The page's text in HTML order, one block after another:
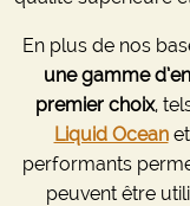
En plus de nos
une gamme
premier choix,
Liquid Oceanet
performants
peuvent être